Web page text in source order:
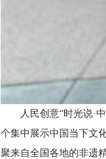
人民创意“时光说·中
个集中展示中国当下文
聚来自全国各地的非遗